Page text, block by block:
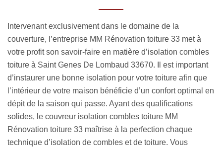
en
Le couvreur isolation combles toiture MM Rénovation
toiture 33 est un expert en la matière, passionné par son
domaine de travail. Nos artisans ayant suivi des formations
spécifiques en couverture, ils détiennent une parfaite
maîtrise de toutes les techniques d’isolation de toiture et de
combles. Que vous ayez des combles perdus ou des
combles aménageables, nos experts sauront appliquer la
méthode la plus appropriée. Il en est de même, que vous
ayez une toiture arrondie ou une toiture plate. Afin de
mener à bien les travaux, nous avons des équipements